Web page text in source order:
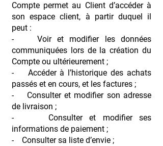
Compte permet au Client d’accéder à
son espace client, à partir duquel il
peut :
- Voir et modifier les données
communiquées lors de la création du
Compte ou ultérieurement ;
- Accéder à l’historique des achats
passés et en cours, et les factures ;
- Consulter et modifier son adresse
de livraison ;
- Consulter et modifier ses
informations de paiement ;
- Consulter sa liste d’envie ;